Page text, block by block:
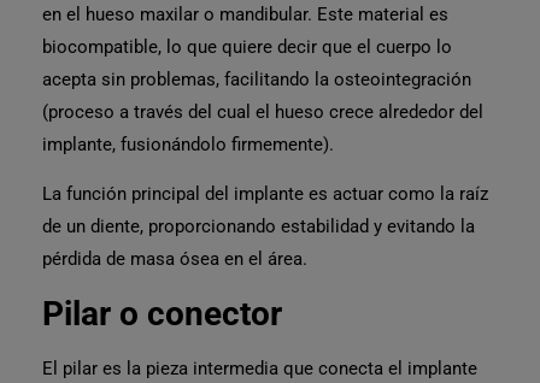
en el hueso maxilar o mandibular. Este material es
biocompatible, lo que quiere decir que el cuerpo lo
acepta sin problemas, facilitando la osteointegración
(proceso a través del cual el hueso crece alrededor del
implante, fusionándolo firmemente).
La función principal del implante es actuar como la raíz
de un diente, proporcionando estabilidad y evitando la
pérdida de masa ósea en el área.
Pilar o conector
El pilar es la pieza intermedia que conecta el implante